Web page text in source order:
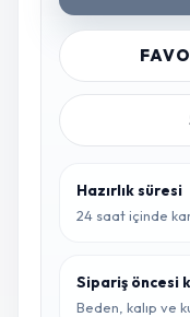
Hazırlık süresi
24 saat içinde
Sipariş öncesi
Beden, kalıp ve